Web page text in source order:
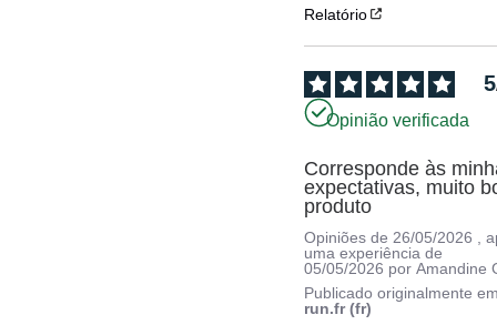
Relatório
5
Opinião verificada
Corresponde às
expectativas, muito
produto
Opiniões de 26/05/2026
,
uma experiência de
05/05/2026 porAmandine
Publicado originalmente
run.fr (fr)